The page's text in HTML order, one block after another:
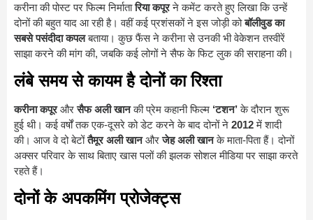
करीना की पोस्ट पर फिल्म निर्मातारिया कपूरने कमेंट करते हुए लिखा कि उन्हें
दोनों की बहुत याद आ रही है। वहीं कई प्रशंसकों ने इस जोड़ी कोबॉलीवुड का
सबसे पसंदीदा कपलबताया। कुछ फैंस ने करीना से उनकी भी वेकेशन तस्वीरें
साझा करने की मांग की, जबकि कई लोगों ने सैफ के फिट लुक की सराहना की।
लंबे समय से कायम है दोनों का रिश्ता
करीना कपूरऔरसैफ अली खानकी प्रेम कहानी फिल्म ‘टशन’के दौरान शुरू
हुई थी। कई वर्षों तक एक-दूसरे को डेट करने के बाद दोनों ने 2012में शादी
की। आज वे दो बेटोंतैमूर अली खानऔरजेह अली खानके माता-पिता हैं। दोनों
अक्सर परिवार के साथ बिताए खास पलों की झलक सोशल मीडिया पर साझा करते
रहते हैं।
दोनों के अपकमिंग प्रोजेक्ट्स